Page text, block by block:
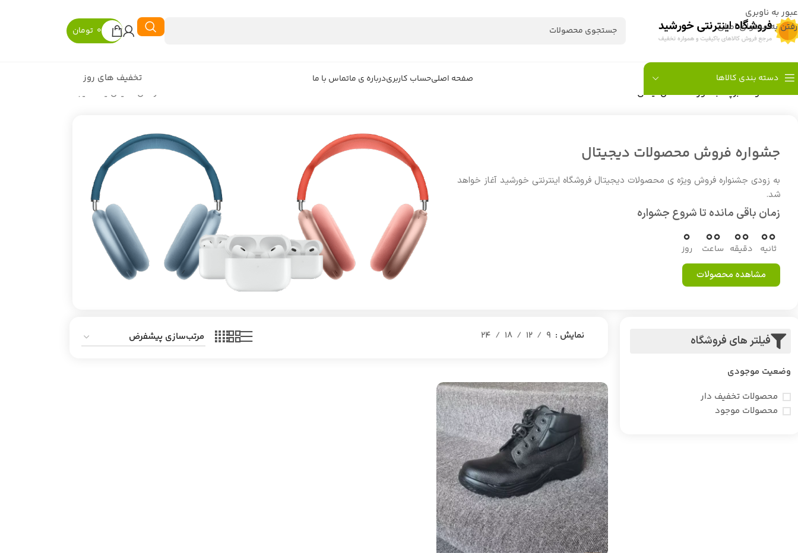
عبور به ناوبری
رفتن به محتوای اصلی
تومان 0
دسته بندی کالاها صفحه اصلیحساب کاربریدرباره ی ماتماس با ما
تخفیف های روز
خانه/محصولات برچسب خورده “کفش ایمنی” در حال نمایش یک نتیجه
جشواره فروش محصولات دیجیتال
به زودی جشنواره فروش ویژه ی محصولات دیجیتال فروشگاه اینترنتی خورشید آغاز خواهد
شد.
زمان باقی مانده تا شروع جشواره
0
روز
00
ساعت
00
دقیقه
00
ثانیه
مشاهده محصولات
فیلتر های فروشگاه
وضعیت موجودی
محصولات تخفیف دار
محصولات موجود
نمایش 9
12
18
24